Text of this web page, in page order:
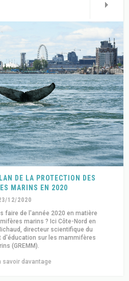
DE LA PROTECTION DES
MARINS EN 2020
12/2020
faire de l'année 2020 en matière
marins ? Ici Côte-Nord en
directeur scientifique du
d'éducation sur les mammifères
(GREMM).
savoir davantage